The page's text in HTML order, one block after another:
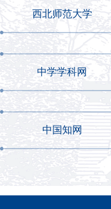
西北师范大学
中学学科网
中国知网